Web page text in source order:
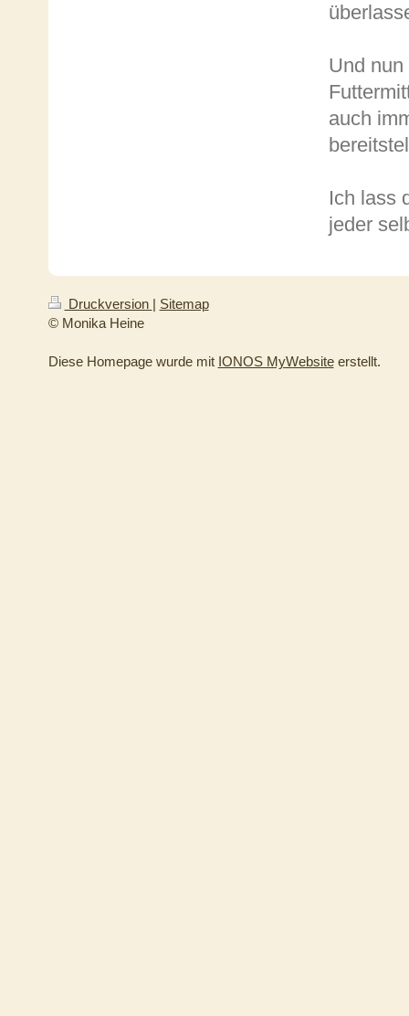
Und
auch
Ich lass
jeder
Druckversion | Sitemap
© Monika Heine
Diese Homepage wurde mit IONOS MyWebsiteerstellt.